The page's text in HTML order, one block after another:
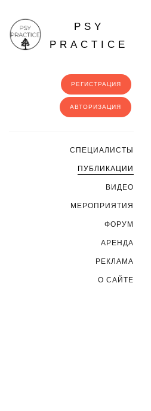
PSY
PRACTICE
РЕГИСТРАЦИЯ
АВТОРИЗАЦИЯ
CПЕЦИАЛИСТЫ
ПУБЛИКАЦИИ
ВИДЕО
МЕРОПРИЯТИЯ
ФОРУМ
АРЕНДА
РЕКЛАМА
О САЙТЕ